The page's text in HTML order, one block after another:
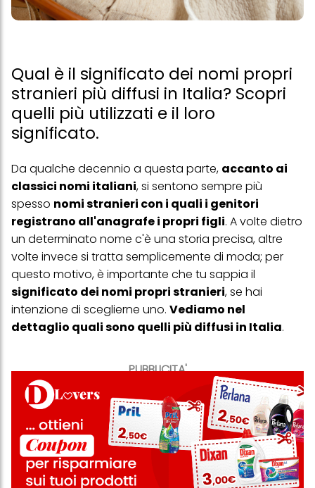
Qual è il significato dei nomi propri
stranieri più diffusi in Italia? Scopri
quelli più utilizzati e il loro
significato.
PUBBLICITA'
Da qualche decennio a questa parte, accanto ai
classici nomi italiani, si sentono sempre più
spesso nomi stranieri con i quali i genitori
registrano all'anagrafe i propri figli. A volte dietro
un determinato nome c'è una storia precisa, altre
volte invece si tratta semplicemente di moda; per
questo motivo, è importante che tu sappia il
significato dei nomi propri stranieri, se hai
intenzione di sceglierne uno. Vediamo nel
dettaglio quali sono quelli più diffusi in Italia.